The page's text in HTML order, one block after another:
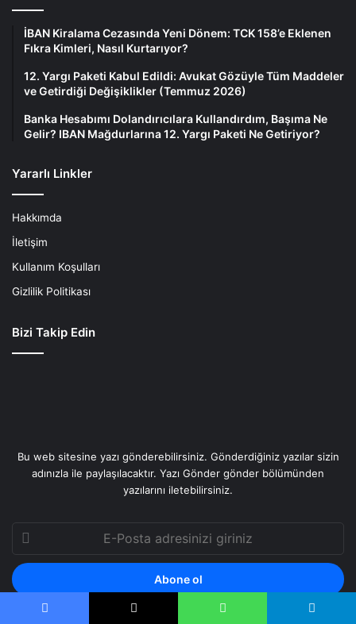
İBAN Kiralama Cezasında Yeni Dönem: TCK 158’e Eklenen
Fıkra Kimleri, Nasıl Kurtarıyor?
12. Yargı Paketi Kabul Edildi: Avukat Gözüyle Tüm Maddeler
ve Getirdiği Değişiklikler (Temmuz 2026)
Banka Hesabımı Dolandırıcılara Kullandırdım, Başıma Ne
Gelir? IBAN Mağdurlarına 12. Yargı Paketi Ne Getiriyor?
Yararlı Linkler
Hakkımda
İletişim
Kullanım Koşulları
Gizlilik Politikası
Bizi Takip Edin
Bu web sitesine yazı gönderebilirsiniz. Gönderdiğiniz yazılar sizin
adınızla ile paylaşılacaktır. Yazı Gönder gönder bölümünden
yazılarını iletebilirsiniz.
Posta
adresinizi
giriniz